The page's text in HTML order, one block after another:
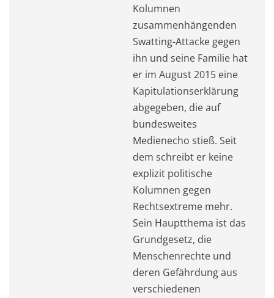
Kolumnen
zusammenhängenden
Swatting-Attacke gegen
ihn und seine Familie hat
er im August 2015 eine
Kapitulationserklärung
abgegeben, die auf
bundesweites
Medienecho stieß. Seit
dem schreibt er keine
explizit politische
Kolumnen gegen
Rechtsextreme mehr.
Sein Hauptthema ist das
Grundgesetz, die
Menschenrechte und
deren Gefährdung aus
verschiedenen